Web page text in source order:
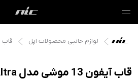
گیفت کارت
فروش ویژه
لوازم جانبی محصولات اپل قاب
قاب آیفون 13 موشی مدل Altra